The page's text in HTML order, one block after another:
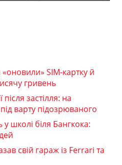
SIM-картку й
гривень
застілля: на
варту підозрюваного
у школі біля Бангкока:
свій гараж із Ferrari та